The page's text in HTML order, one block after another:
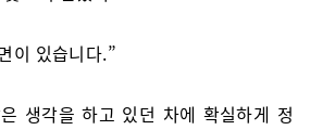
이 있습니다.”
생각을 하고 있던 차에 확실하게 정